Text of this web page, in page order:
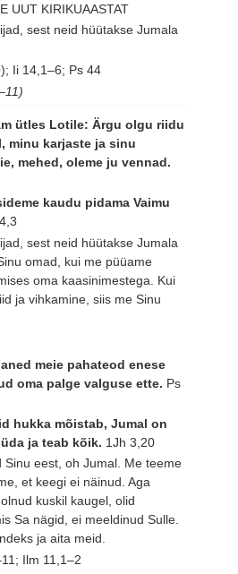
UUT KIRIKUAASTAT
sest neid hüütakse Jumala
Ii 14,1–6; Ps 44
ütles Lotile: Ärgu olgu riidu
minu karjaste ja sinu
mehed, oleme ju vennad.
kaudu pidama Vaimu
sest neid hüütakse Jumala
omad, kui me püüame
oma kaasinimestega. Kui
ja vihkamine, siis me Sinu
meie pahateod enese
oma palge valguse ette. Ps
hukka mõistab, Jumal on
ja teab kõik. 1Jh 3,20
Sinu eest, oh Jumal. Me teeme
et keegi ei näinud. Aga
kuskil kaugel, olid
Sa nägid, ei meeldinud Sulle.
ja aita meid.
Ilm 11,1–2